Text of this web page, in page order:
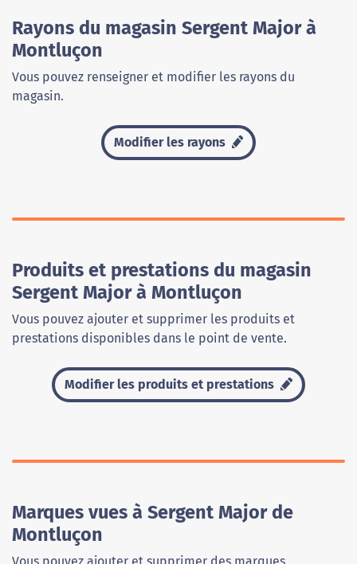
Rayons du magasin Sergent Major à
Montluçon
Vous pouvez renseigner et modifier les rayons du
magasin.
Modifier les rayons
Produits et prestations du magasin
Sergent Major à Montluçon
Vous pouvez ajouter et supprimer les produits et
prestations disponibles dans le point de vente.
Modifier les produits et prestations
Marques vues à Sergent Major de
Montluçon